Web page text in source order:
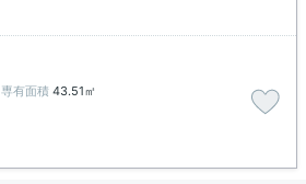
専有面積 43.51㎡